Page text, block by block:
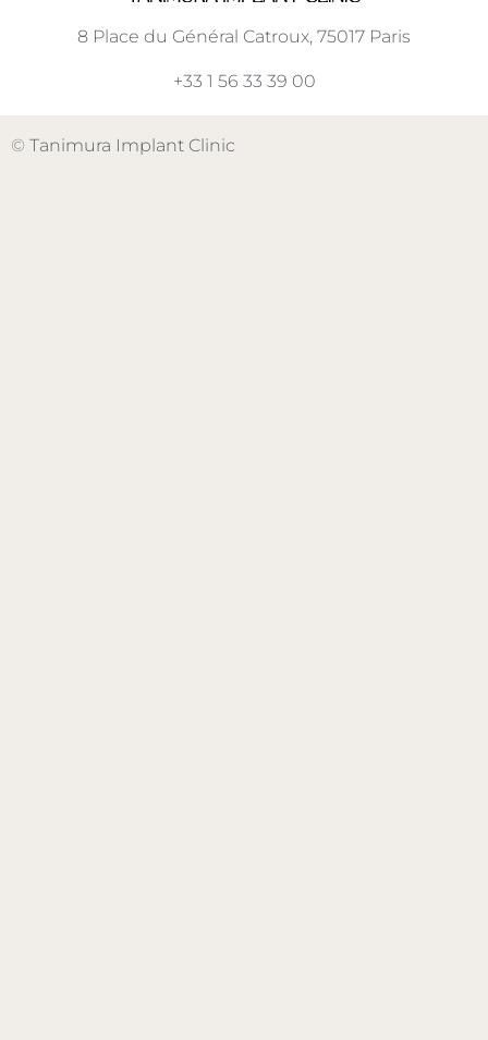
8 Place du Général Catroux, 75017 Paris
+33 1 56 33 39 00
© Tanimura Implant Clinic